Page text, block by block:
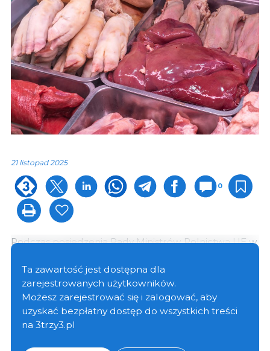
21 listopad 2025
0
Podczas posiedzenia Rady Ministrów Rolnictwa UE w
porządku obrad poświęcony dochodzeniu
antydumpingowemu prowadzonemu przez Chiny w
sprawie europejskiej wieprzowiny, które według tego
kraju stało się bezpośrednim zagrożeniem dla rynku
wewnętrznego i spójności samego sektora
Ta zawartość jest dostępna dla
zarejestrowanych użytkowników.
Możesz zarejestrować się i zalogować, aby
uzyskać bezpłatny dostęp do wszystkich treści
na 3trzy3.pl